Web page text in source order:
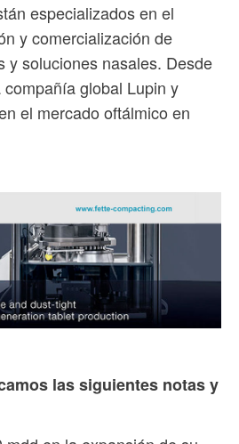
especializados en el
y comercialización de
y soluciones nasales. Desde
global Lupin y
el mercado oftálmico en
las siguientes notas y